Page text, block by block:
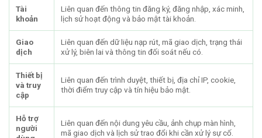
Tài
khoản
Liên quan đến thông tin đăng ký, đăng nhập, xác minh,
lịch sử hoạt động và bảo mật tài khoản.
Giao
dịch
Liên quan đến dữ liệu nạp rút, mã giao dịch, trạng thái
xử lý, biên lai và thông tin đối soát nếu có.
Thiết bị
và truy
cập
Liên quan đến trình duyệt, thiết bị, địa chỉ IP, cookie,
thời điểm truy cập và tín hiệu bảo mật.
Hỗ trợ
người
Liên quan đến nội dung yêu cầu, ảnh chụp màn hình,
mã giao dịch và lịch sử trao đổi khi cần xử lý sự cố.